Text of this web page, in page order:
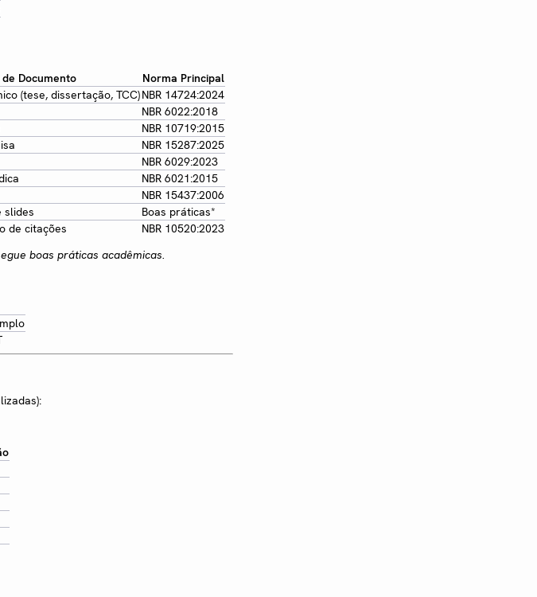
de Documento Norma Principal
(tese, dissertação, TCC)NBR 14724:2024
NBR 6022:2018
NBR 10719:2015
NBR 15287:2025
NBR 6029:2023
NBR 6021:2015
NBR 15437:2006
slides Boas práticas*
de citações
NBR 10520:2023
boas práticas acadêmicas.